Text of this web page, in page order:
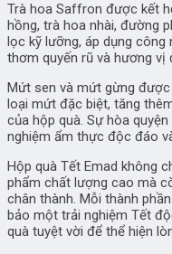
Trà hoa Saffron được kết
hồng, trà hoa nhài, đường
lọc kỹ lưỡng, áp dụng
thơm quyến rũ và hương
Mứt sen và mứt gừng
loại mứt đặc biệt, tăng
của hộp quà. Sự hòa
nghiệm ẩm thực độc đáo
Hộp quà Tết Emad không
phẩm chất lượng cao mà
chân thành. Mỗi thành
bảo một trải nghiệm Tết
quà tuyệt vời để thể hiện